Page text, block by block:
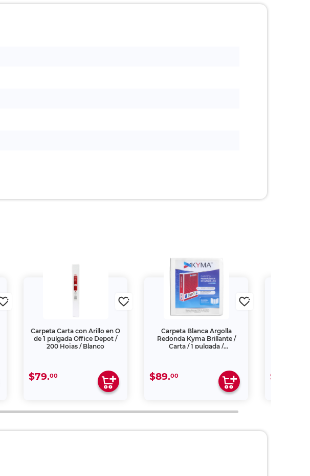
Carpeta Carta con Arillo en O
de 1 pulgada Office Depot /
200 Hojas / Blanco
$79.00
Carpeta Blanca Argolla
Redonda Kyma Brillante /
Carta / 1 pulgada /
$89.00 $299.